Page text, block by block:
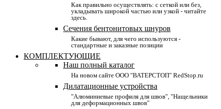
Как правильно осуществлять: с сеткой или без,
укладывать широкой частью или узкой - читайте
здесь.
Сечения бентонитовых шнуров
Какие бывают, для чего используются -
стандартные и заказные позиции
КОМПЛЕКТУЮЩИЕ
Наш полный каталог
На новом сайте ООО "ВАТЕРСТОП" RedStop.ru
Дилатационные устройства
"Алюминиевые профиля для швов", "Нащельники
для деформационных швов"